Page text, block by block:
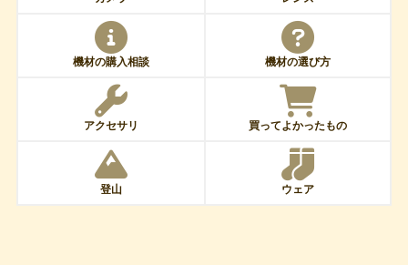
機材の購入相談 機材の選び方
アクセサリ 買ってよかったもの
登山 ウェア